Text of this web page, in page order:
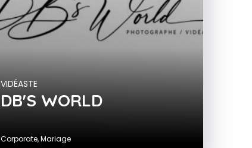
VIDÉASTE
DB'S WORLD
Corporate,Mariage